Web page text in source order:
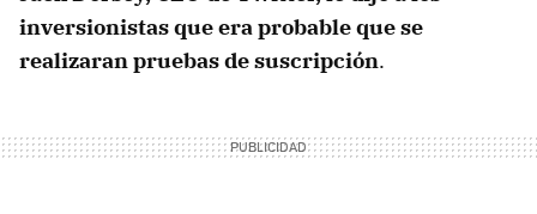
inversionistas que era probable que se
realizaran pruebas de suscripción.